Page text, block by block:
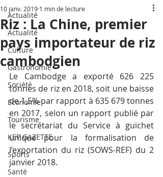
Actualité
Actualité
Culture
Gastronomie
Société
Economie
Tourisme
KEP GAZETTE
Sports
Santé
Riz : La Chine, premier
pays importateur de riz
cambodgien
10 janv. 2019 1 min de lecture
Le Cambodge a exporté 626 225
tonnes de riz en 2018, soit une baisse
de 1,5% par rapport à 635 679 tonnes
en 2017, selon un rapport publié par
le secrétariat du Service à guichet
unique pour la formalisation de
l’exportation du riz (SOWS-REF) du 2
janvier 2018.